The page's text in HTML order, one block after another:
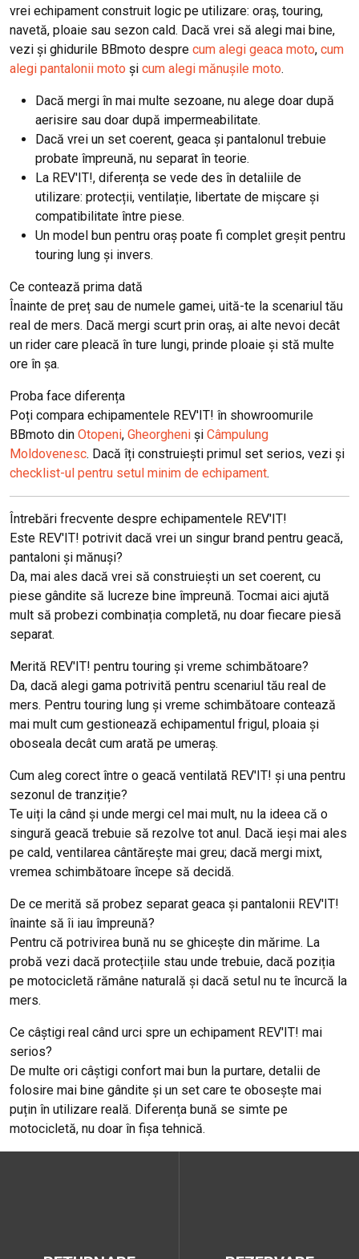
vrei echipament construit logic pe utilizare: oraș, touring,
navetă, ploaie sau sezon cald. Dacă vrei să alegi mai bine,
vezi și ghidurile BBmoto despre cum alegi geaca moto, cum
alegi pantalonii moto și cum alegi mănușile moto.
Dacă mergi în mai multe sezoane, nu alege doar după
aerisire sau doar după impermeabilitate.
Dacă vrei un set coerent, geaca și pantalonul trebuie
probate împreună, nu separat în teorie.
La REV'IT!, diferența se vede des în detaliile de
utilizare: protecții, ventilație, libertate de mișcare și
compatibilitate între piese.
Un model bun pentru oraș poate fi complet greșit pentru
touring lung și invers.
Ce contează prima dată
Înainte de preț sau de numele gamei, uită-te la scenariul tău
real de mers. Dacă mergi scurt prin oraș, ai alte nevoi decât
un rider care pleacă în ture lungi, prinde ploaie și stă multe
ore în șa.
Proba face diferența
Poți compara echipamentele REV'IT! în showroomurile
BBmoto din Otopeni, Gheorgheni și Câmpulung
Moldovenesc. Dacă îți construiești primul set serios, vezi și
checklist-ul pentru setul minim de echipament.
Întrebări frecvente despre echipamentele REV'IT!
Este REV'IT! potrivit dacă vrei un singur brand pentru geacă,
pantaloni și mănuși?
Da, mai ales dacă vrei să construiești un set coerent, cu
piese gândite să lucreze bine împreună. Tocmai aici ajută
mult să probezi combinația completă, nu doar fiecare piesă
separat.
Merită REV'IT! pentru touring și vreme schimbătoare?
Da, dacă alegi gama potrivită pentru scenariul tău real de
mers. Pentru touring lung și vreme schimbătoare contează
mai mult cum gestionează echipamentul frigul, ploaia și
oboseala decât cum arată pe umeraș.
Cum aleg corect între o geacă ventilată REV'IT! și una pentru
sezonul de tranziție?
Te uiți la când și unde mergi cel mai mult, nu la ideea că o
singură geacă trebuie să rezolve tot anul. Dacă ieși mai ales
pe cald, ventilarea cântărește mai greu; dacă mergi mixt,
vremea schimbătoare începe să decidă.
De ce merită să probez separat geaca și pantalonii REV'IT!
înainte să îi iau împreună?
Pentru că potrivirea bună nu se ghicește din mărime. La
probă vezi dacă protecțiile stau unde trebuie, dacă poziția
pe motocicletă rămâne naturală și dacă setul nu te încurcă la
mers.
Ce câștigi real când urci spre un echipament REV'IT! mai
serios?
De multe ori câștigi confort mai bun la purtare, detalii de
folosire mai bine gândite și un set care te obosește mai
puțin în utilizare reală. Diferența bună se simte pe
motocicletă, nu doar în fișa tehnică.